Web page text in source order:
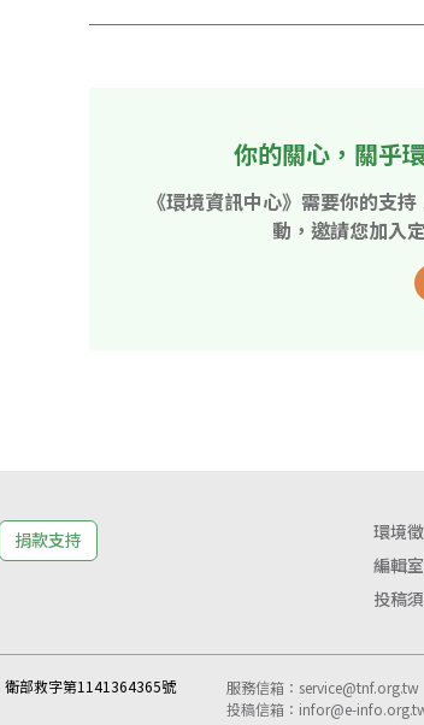
你的關心，關乎
《環境資訊中心》需要你的支
動，邀請您加入
捐款支持 環境
編輯
投稿
衛部救字第1141364365號 服務信箱： service@tnf.org.tw
投稿信箱： infor@e-